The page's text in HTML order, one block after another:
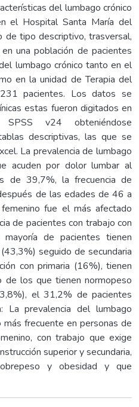
del lumbago crónico
el Hospital Santa María del
tipo descriptivo, trasversal,
una población de pacientes
lumbago crónico tanto en el
en la unidad de Terapia del
pacientes. Los datos se
estas fueron digitados en
v24 obteniéndose
descriptivas, las que se
La prevalencia de lumbago
acuden por dolor lumbar al
de 39,7%, la frecuencia de
de las edades de 46 a
fue el más afectado
de pacientes con trabajo con
de pacientes tienen
seguido de secundaria
con primaria (16%), tienen
los que tienen normopeso
el 31,2% de pacientes
La prevalencia del lumbago
frecuente en personas de
con trabajo que exige
superior y secundaria,
y obesidad y que